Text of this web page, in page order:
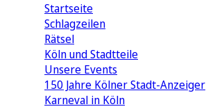
Startseite
Schlagzeilen
Rätsel
Köln und Stadtteile
Unsere Events
150 Jahre Kölner Stadt-Anzeiger
Karneval in Köln